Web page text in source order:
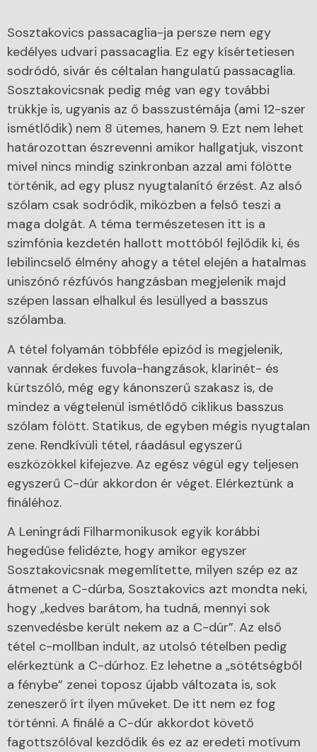
Sosztakovics passacaglia-ja persze nem egy
kedélyes udvari passacaglia. Ez egy kísértetiesen
sodródó, sivár és céltalan hangulatú passacaglia.
Sosztakovicsnak pedig még van egy további
trükkje is, ugyanis az ő basszustémája (ami 12-szer
ismétlődik) nem 8 ütemes, hanem 9. Ezt nem lehet
határozottan észrevenni amikor hallgatjuk, viszont
mivel nincs mindig szinkronban azzal ami fölötte
történik, ad egy plusz nyugtalanító érzést. Az alsó
szólam csak sodródik, miközben a felső teszi a
maga dolgát. A téma természetesen itt is a
szimfónia kezdetén hallott mottóból fejlődik ki, és
lebilincselő élmény ahogy a tétel elején a hatalmas
uniszónó rézfúvós hangzásban megjelenik majd
szépen lassan elhalkul és lesüllyed a basszus
szólamba.
A tétel folyamán többféle epizód is megjelenik,
vannak érdekes fuvola-hangzások, klarinét- és
kürtszóló, még egy kánonszerű szakasz is, de
mindez a végtelenül ismétlődő ciklikus basszus
szólam fölött. Statikus, de egyben mégis nyugtalan
zene. Rendkívüli tétel, ráadásul egyszerű
eszközökkel kifejezve. Az egész végül egy teljesen
egyszerű C-dúr akkordon ér véget. Elérkeztünk a
fináléhoz.
A Leningrádi Filharmonikusok egyik korábbi
hegedűse felidézte, hogy amikor egyszer
Sosztakovicsnak megemlítette, milyen szép ez az
átmenet a C-dúrba, Sosztakovics azt mondta neki,
hogy „kedves barátom, ha tudná, mennyi sok
szenvedésbe került nekem az a C-dúr”. Az első
tétel c-mollban indult, az utolsó tételben pedig
elérkeztünk a C-dúrhoz. Ez lehetne a „sötétségből
a fénybe” zenei toposz újabb változata is, sok
zeneszerő írt ilyen műveket. De itt nem ez fog
történni. A finálé a C-dúr akkordot követő
fagottszólóval kezdődik és ez az eredeti motívum